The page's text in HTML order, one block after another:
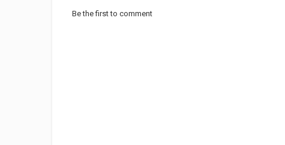
Be the first to comment